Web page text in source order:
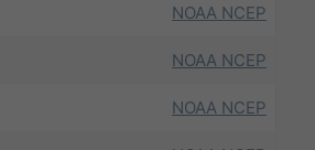
NOAA NCEP
NOAA NCEP
NOAA NCEP